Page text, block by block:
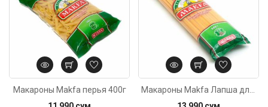
Макароны Makfa перья 400г